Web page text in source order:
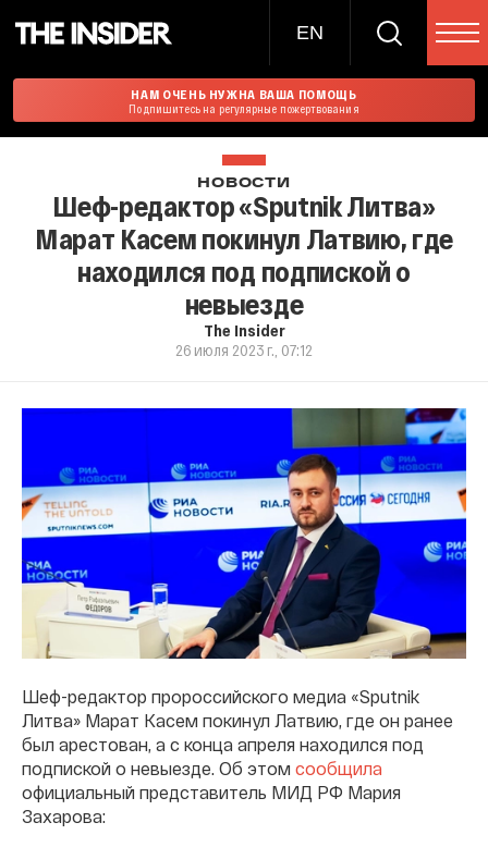
EN
НАМ ОЧЕНЬ НУЖНА ВАША ПОМОЩЬ
Подпишитесь на регулярные пожертвования
НОВОСТИ
Шеф-редактор «Sputnik Литва»
Марат Касем покинул Латвию, где
находился под подпиской о
невыезде
The Insider
26 июля 2023 г., 07:12
Шеф-редактор пророссийского медиа «Sputnik
Литва» Марат Касем покинул Латвию, где он ранее
был арестован, а с конца апреля находился под
подпиской о невыезде. Об этом сообщила
официальный представитель МИД РФ Мария
Захарова: